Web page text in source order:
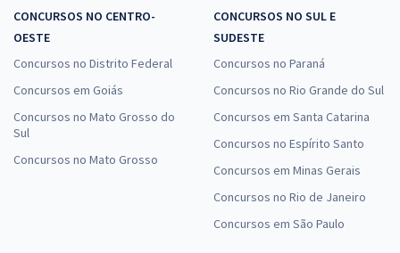
CONCURSOS NO CENTRO-
OESTE
Concursos no Distrito Federal
Concursos em Goiás
Concursos no Mato Grosso do
Sul
Concursos no Mato Grosso
CONCURSOS NO SUL E
SUDESTE
Concursos no Paraná
Concursos no Rio Grande do Sul
Concursos em Santa Catarina
Concursos no Espírito Santo
Concursos em Minas Gerais
Concursos no Rio de Janeiro
Concursos em São Paulo